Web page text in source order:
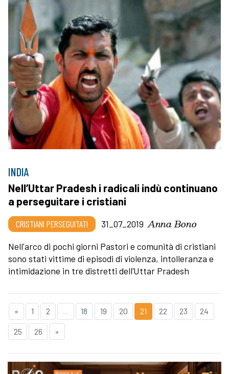
INDIA
Nell’Uttar Pradesh i radicali indù continuano
a perseguitare i cristiani
CRISTIANI PERSEGUITATI 31_07_2019 Anna Bono
Nell'arco di pochi giorni Pastori e comunità di cristiani
sono stati vittime di episodi di violenza, intolleranza e
intimidazione in tre distretti dell’Uttar Pradesh
« 1 2 ... 18 19 20 21 22 23 24
25 26 »